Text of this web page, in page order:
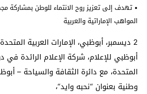
• تهدف إلى تعزيز روح الانتماء للوطن بمشاركة
المواهب الإماراتية والعربية
2 ديسمبر، أبوظبي، الإمارات العربية المتحدة
أبوظبي للإعلام، شركة الإعلام الرائدة في
المتحدة، مع دائرة الثقافة والسياحة –
وطنية بعنوان “نحبه وايد“،